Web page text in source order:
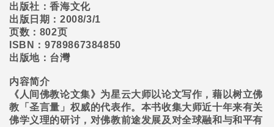
出版社：香海文化
出版日期： 2008/3/1
页数： 802页
ISBN ：9789867384850
出版地：台灣
内容简介
《人间佛教论文集》为星云大师以论文写作，藉以树立佛
教「圣言量」权威的代表作。本书收集大师近十年来有关
佛学义理的研讨，对佛教前途发展及对全球融和与和平有